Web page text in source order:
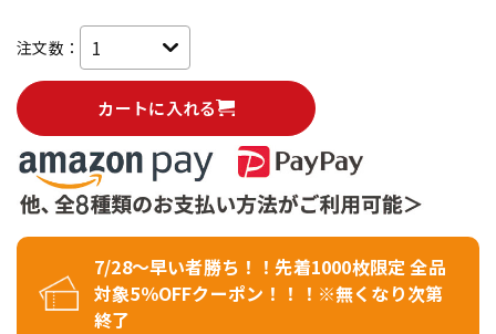
注文数：
カートに入れる
7/28～早い者勝ち！！先着1000枚限定 全品
対象5％OFFクーポン！！！※無くなり次第
終了